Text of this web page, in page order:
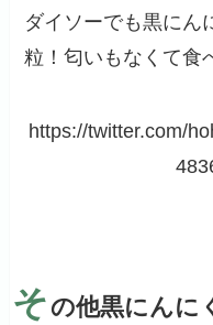
ダイソーでも黒にん
粒！匂いもなくて食
https://twitter.com/
そ の他黒にんに